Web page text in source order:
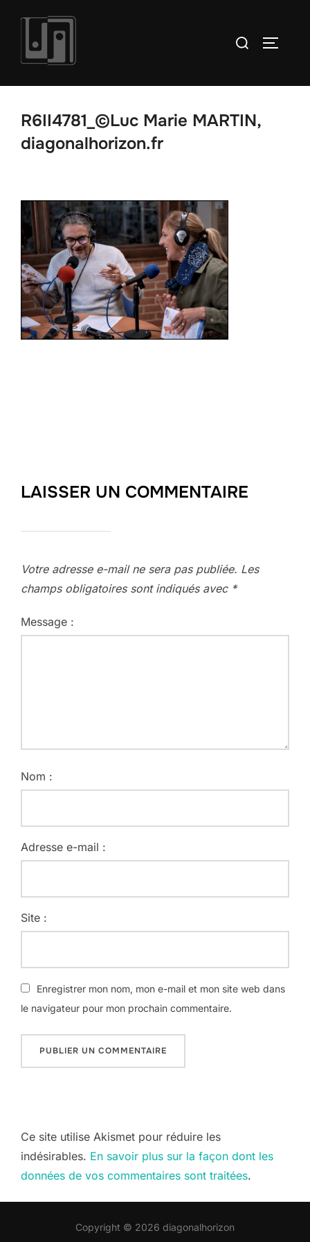
contenu
Rechercher :
R6II4781_©Luc Marie MARTIN,
diagonalhorizon.fr
LAISSER UN COMMENTAIRE
Votre adresse e-mail ne sera pas publiée. Les
champs obligatoires sont indiqués avec *
Message :
Nom :
Adresse e-mail :
Site :
Enregistrer mon nom, mon e-mail et mon site web dans
le navigateur pour mon prochain commentaire.
Ce site utilise Akismet pour réduire les
indésirables. En savoir plus sur la façon dont les
données de vos commentaires sont traitées.
Copyright © 2026 diagonalhorizon